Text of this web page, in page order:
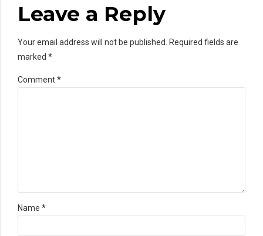
Leave a Reply
Your email address will not be published. Required fields are
marked *
Comment*
Name *